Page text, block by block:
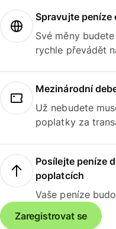
Spravujte peníze
Své měny
rychle převádět
Mezinárodní
Už nebudete
poplatky za
Posílejte peníze
poplatcích
Vaše peníze
Zaregistrovat se